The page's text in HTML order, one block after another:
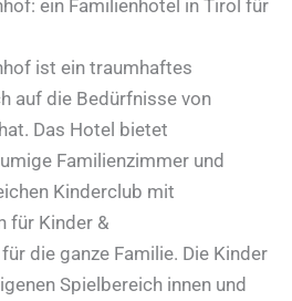
ein Familienhotel in Tirol für
ist ein traumhaftes
auf die Bedürfnisse von
Das Hotel bietet
Familienzimmer und
Kinderclub mit
für Kinder &
die ganze Familie. Die Kinder
Spielbereich innen und